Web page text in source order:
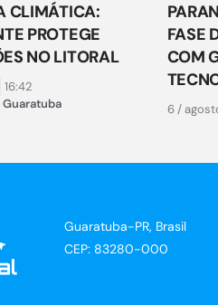
CLIMÁTICA:
PROTEGE
NO LITORAL
16:42
Guaratuba
FASE
COM
6 /
Guaratuba-PR, Brasil
CEP: 83280-000